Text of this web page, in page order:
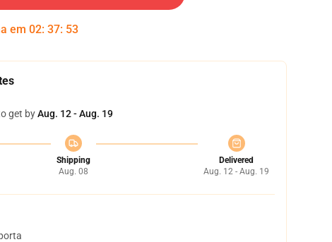
em 02: 37: 53
get byAug. 12 - Aug. 19
Shipping
Aug. 08
Delivered
Aug. 12 - Aug. 19